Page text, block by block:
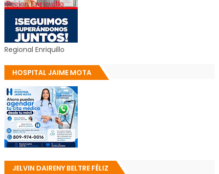
Regional Enriquillo
HOSPITAL JAIME MOTA
JELVIN DAIRENY BELTRE FÉLIZ